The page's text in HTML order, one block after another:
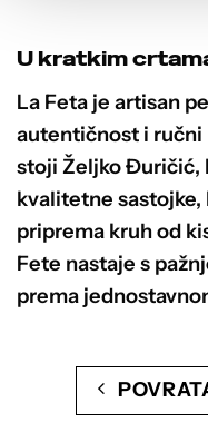
U kratkim
La Feta je artisan
autentičnost i ručni
stoji Željko Đuričić,
kvalitetne
priprema kruh od
Fete nastaje s
prema